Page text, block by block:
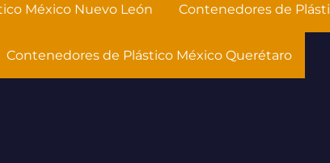
México Nuevo León Contenedores de
Contenedores de Plástico México Querétaro